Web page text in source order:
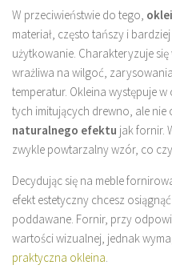
W przeciwieństwie do tego,
materiał, często tańszy i
użytkowanie. Charakteryzuje się
wrażliwa na wilgoć,
temperatur. Okleina występuje
tych imitujących drewno, ale nie
naturalnego efektu jak fornir.
zwykle powtarzalny wzór, co
Decydując się na meble
efekt estetyczny chcesz
poddawane. Fornir, przy
wartości wizualnej, jednak
praktyczna okleina